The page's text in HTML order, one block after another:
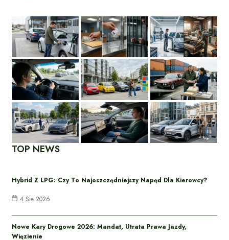
TOP NEWS
Hybrid Z LPG: Czy To Najoszczędniejszy Napęd Dla Kierowcy?
4 Sie 2026
Nowe Kary Drogowe 2026: Mandat, Utrata Prawa Jazdy,
Więzienie